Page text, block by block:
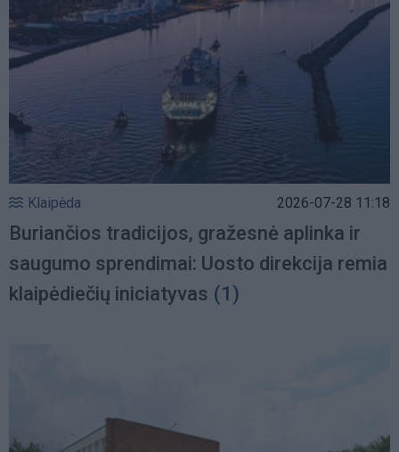
Klaipėda 2026-07-28 11:18
Buriančios tradicijos, gražesnė aplinka ir
saugumo sprendimai: Uosto direkcija remia
klaipėdiečių iniciatyvas (1)